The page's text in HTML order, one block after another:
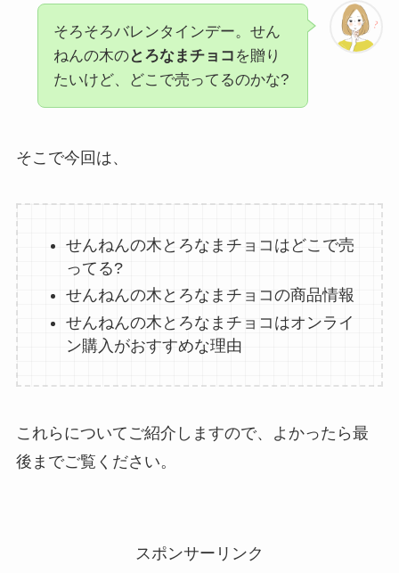
そろそろバレンタインデー。せん
ねんの木のとろなまチョコ を贈り
たいけど、どこで売ってるのかな?
そこで今回は、
せんねんの木とろなまチョコはどこで売
ってる?
せんねんの木とろなまチョコの商品情報
せんねんの木とろなまチョコはオンライ
ン購入がおすすめな理由
これらについてご紹介しますので、よかったら最
後までご覧ください。
スポンサーリンク